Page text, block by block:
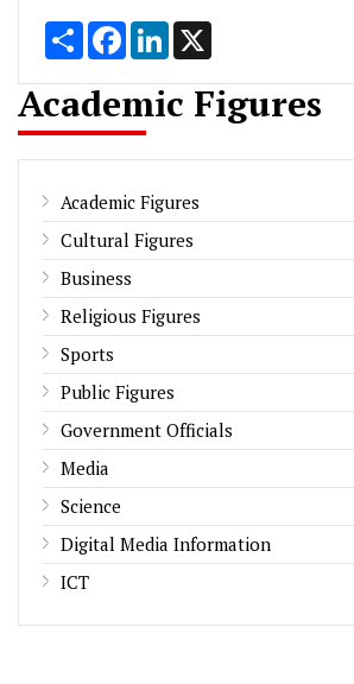
Share FacebookLinkedIn
Academic Figures
Academic Figures
Cultural Figures
Business
Religious Figures
Sports
Public Figures
Government Officials
Media
Science
Digital Media Information
ICT